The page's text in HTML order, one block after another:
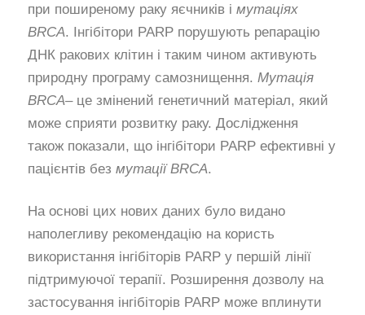
при поширеному раку яєчників і мутаціях
BRCA. Інгібітори PARP порушують репарацію
ДНК ракових клітин і таким чином активують
природну програму самознищення. Мутація
BRCA– це змінений генетичний матеріал, який
може сприяти розвитку раку. Дослідження
також показали, що інгібітори PARP ефективні у
пацієнтів без мутації BRCA.
На основі цих нових даних було видано
наполегливу рекомендацію на користь
використання інгібіторів PARP у першій лінії
підтримуючої терапії. Розширення дозволу на
застосування інгібіторів PARP може вплинути